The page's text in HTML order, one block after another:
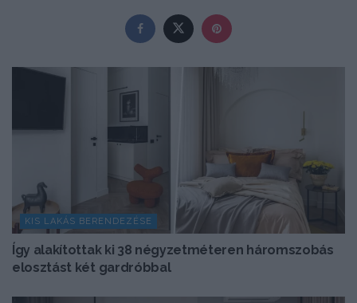
KIS LAKÁS BERENDEZÉSE
Így alakítottak ki 38 négyzetméteren háromszobás
elosztást két gardróbbal